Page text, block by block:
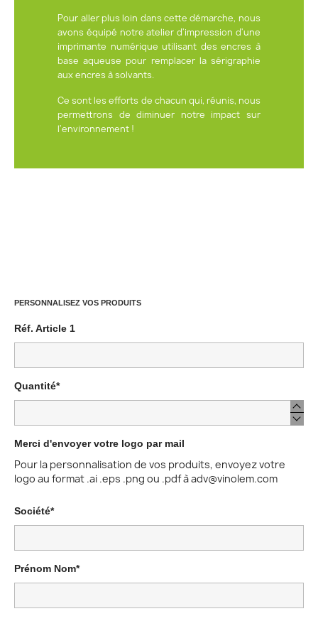
Pour aller plus loin dans cette démarche, nous
avons équipé notre atelier d'impression d'une
imprimante numérique utilisant des encres à
base aqueuse pour remplacer la sérigraphie
aux encres à solvants.
Ce sont les efforts de chacun qui, réunis, nous
permettrons de diminuer notre impact sur
l'environnement !
PERSONNALISEZ VOS PRODUITS
Réf. Article 1
Quantité*
Merci d'envoyer votre logo par mail
Pour la personnalisation de vos produits, envoyez votre
logo au format .ai .eps .png ou .pdf à adv@vinolem.com
Société*
Prénom Nom*